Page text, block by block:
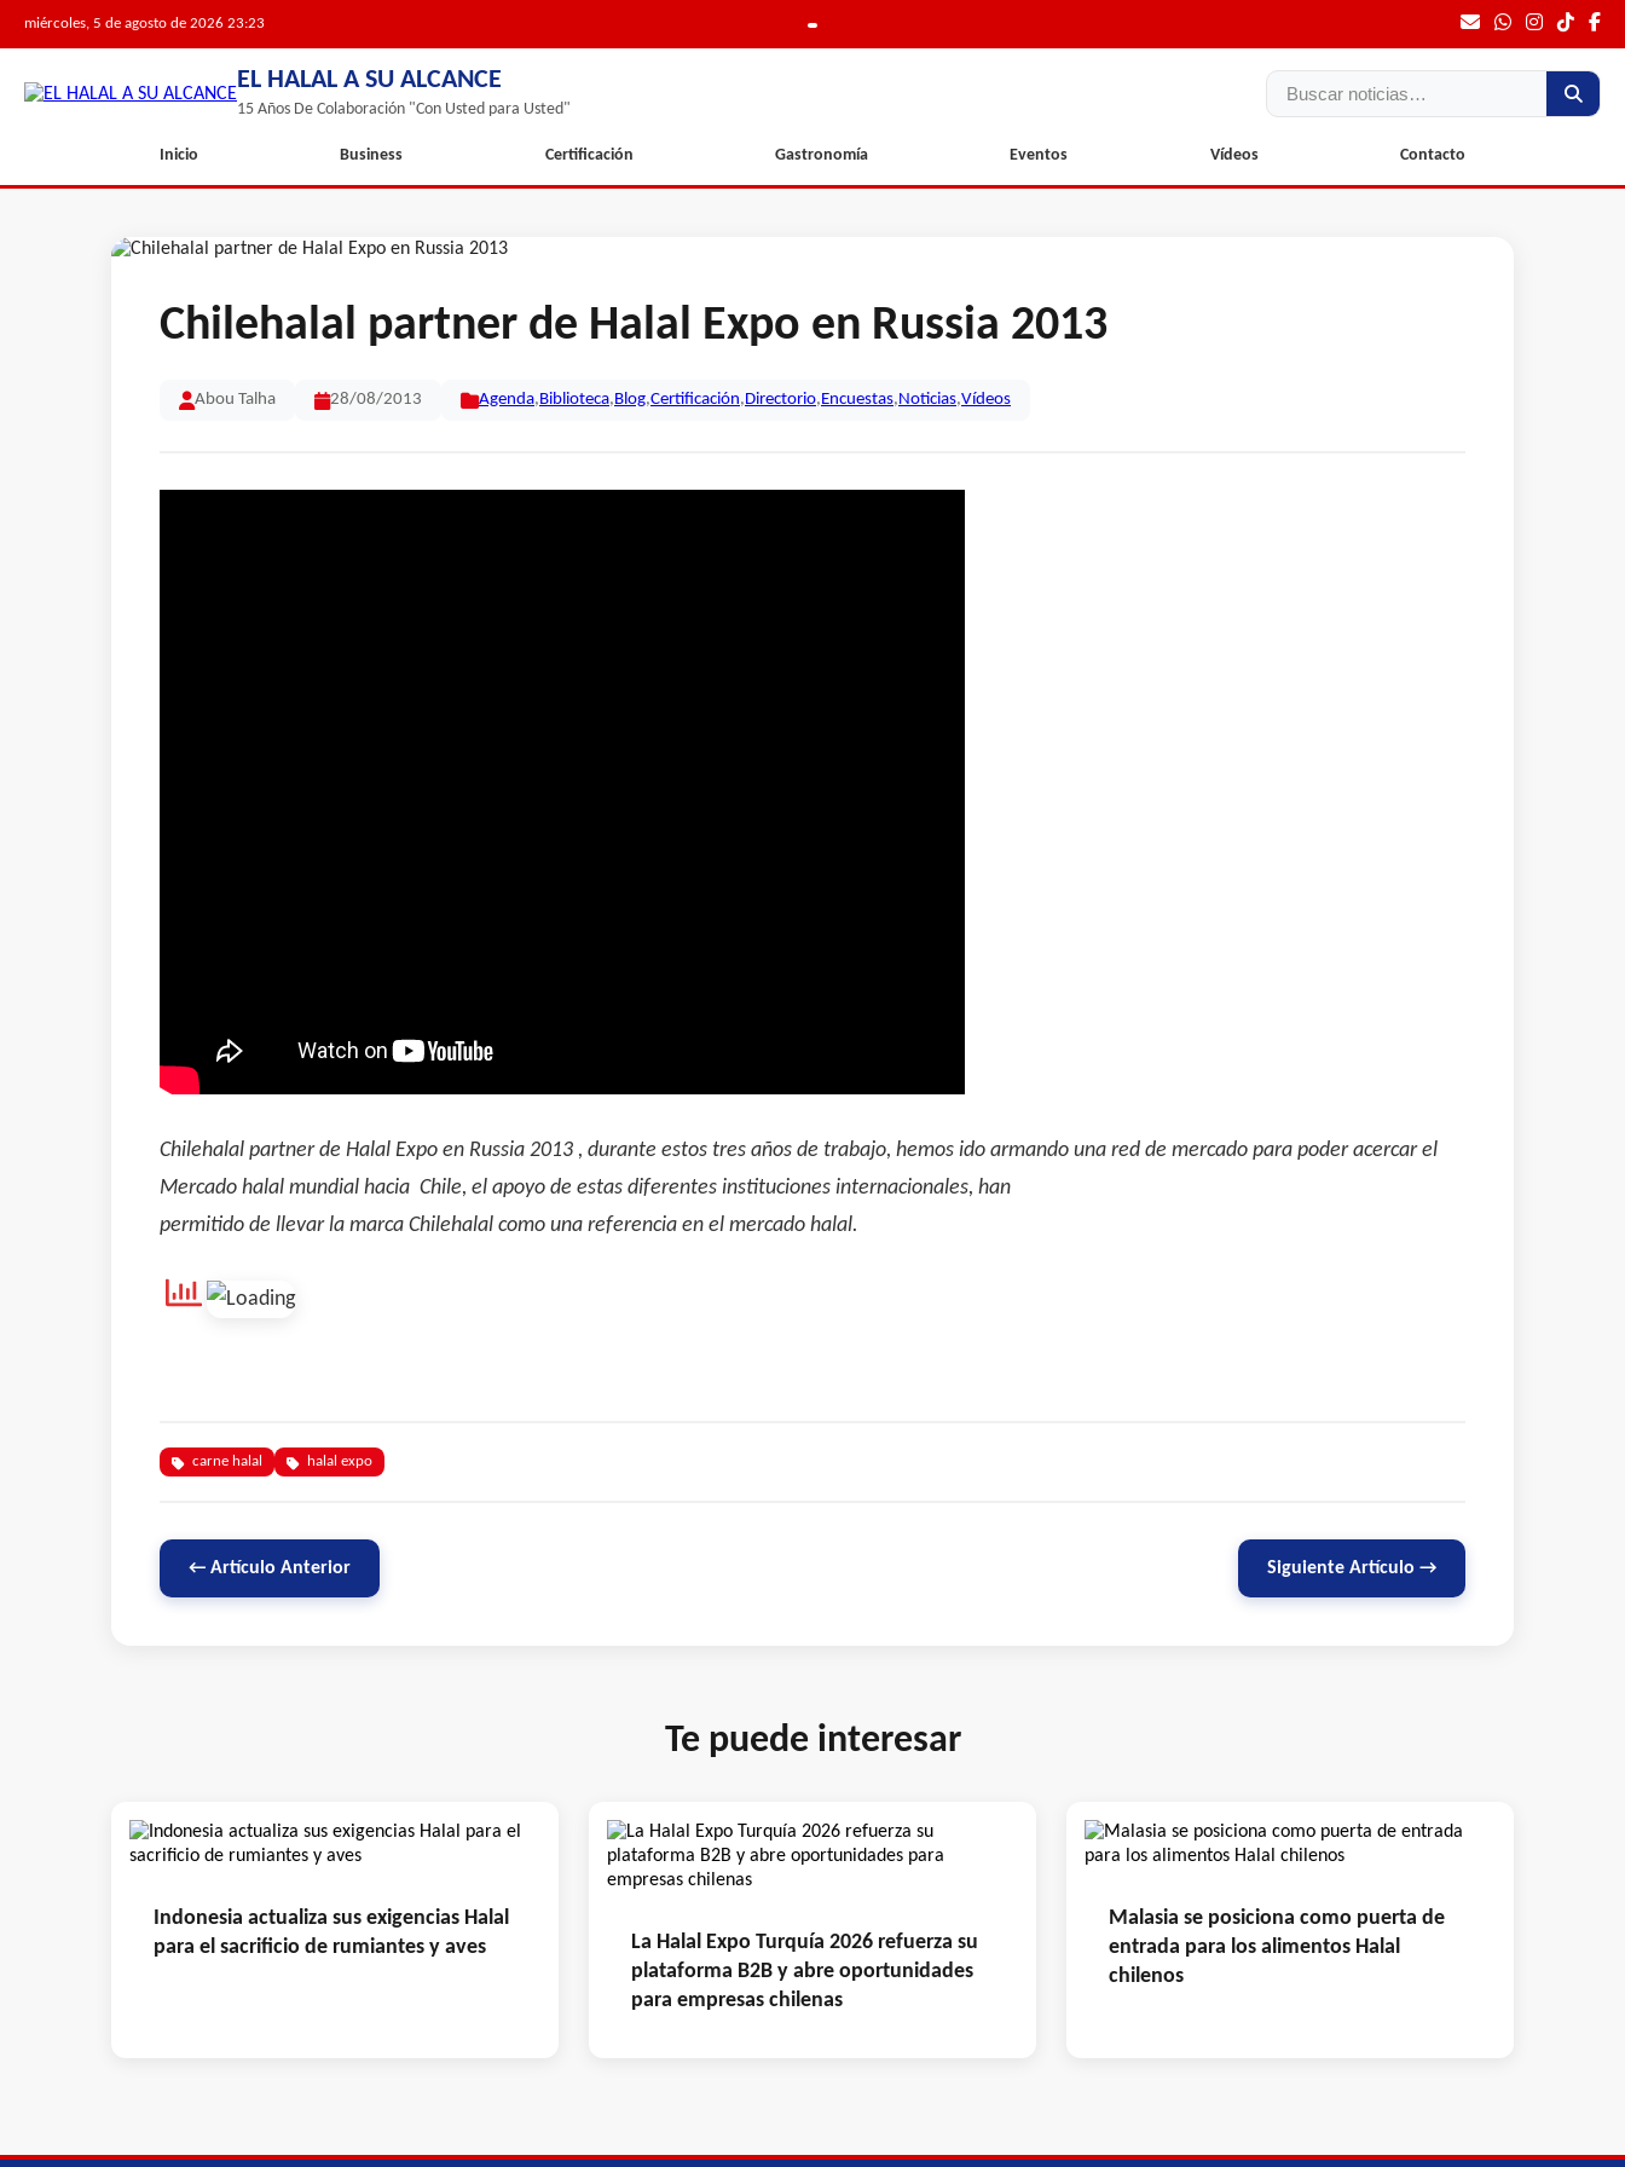
miércoles, 5 de agosto de 2026 23:23
EL HALAL A SU ALCANCE
15 Años De Colaboración "Con Usted para Usted"
Buscar
Inicio Business Certificación Gastronomía Eventos Vídeos Contacto
Chilehalal partner de Halal Expo en Russia 2013
Abou Talha 28/08/2013 Agenda,Biblioteca,Blog,Certificación,Directorio,Encuestas,Noticias,Vídeos
Chilehalal partner de Halal Expo en Russia 2013 , durante estos tres años de trabajo, hemos ido armando una red de mercado para poder acercar el
Mercado halal mundial hacia Chile, el apoyo de estas diferentes instituciones internacionales, han
permitido de llevar la marca Chilehalal como una referencia en el mercado halal.
carne halal halal expo
← Artículo Anterior Siguiente Artículo →
Te puede interesar
Indonesia actualiza sus exigencias Halal
para el sacrificio de rumiantes y aves
La Halal Expo Turquía 2026 refuerza su
plataforma B2B y abre oportunidades
para empresas chilenas
Malasia se posiciona como puerta de
entrada para los alimentos Halal
chilenos